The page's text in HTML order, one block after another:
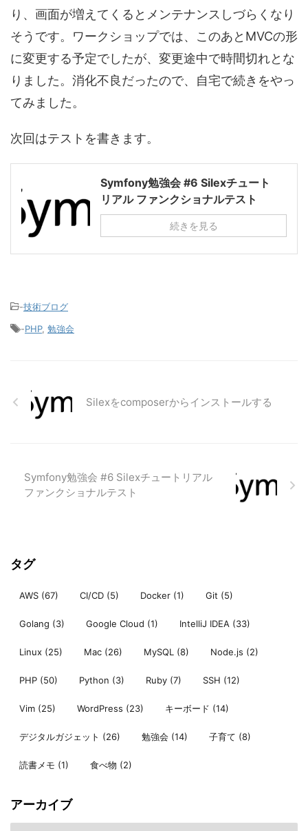
り、画面が増えてくるとメンテナンスしづらくなり
そうです。ワークショップでは、このあとMVCの形
に変更する予定でしたが、変更途中で時間切れとな
りました。消化不良だったので、自宅で続きをやっ
てみました。
次回はテストを書きます。
Symfony勉強会 #6 Silexチュート
リアル ファンクショナルテスト
続きを見る
-技術ブログ
-PHP, 勉強会
Silexをcomposerからインストールする
Symfony勉強会 #6 Silexチュートリアル
ファンクショナルテスト
タグ
AWS (67) CI/CD (5) Docker (1) Git (5)
Golang (3) Google Cloud (1) IntelliJ IDEA (33)
Linux (25) Mac (26) MySQL (8) Node.js (2)
PHP (50) Python (3) Ruby (7) SSH (12)
Vim (25) WordPress (23) キーボード (14)
デジタルガジェット (26) 勉強会 (14) 子育て (8)
読書メモ (1) 食べ物 (2)
アーカイブ